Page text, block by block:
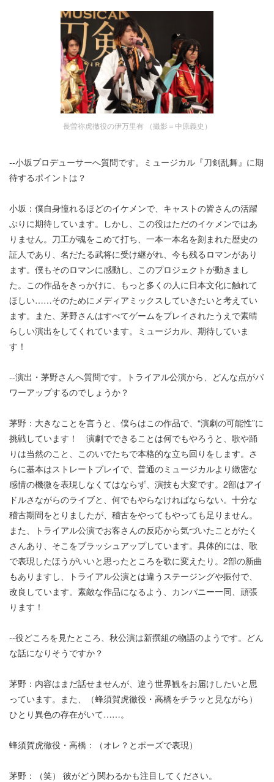
長曽祢虎徹役の伊万里有 （撮影＝中原義史）
--小坂プロデューサーへ質問です。ミュージカル『刀剣乱舞』に期
待するポイントは？
小坂：僕自身憧れるほどのイケメンで、キャストの皆さんの活躍
ぶりに期待しています。しかし、この役はただのイケメンではあ
りません。刀工が魂をこめて打ち、一本一本名を刻まれた歴史の
証人であり、名だたる武将に受け継がれ、今も残るロマンがあり
ます。僕もそのロマンに感動し、このプロジェクトが動きまし
た。この作品をきっかけに、もっと多くの人に日本文化に触れて
ほしい……そのためにメディアミックスしていきたいと考えてい
ます。また、茅野さんはすべてゲームをプレイされたうえで素晴
らしい演出をしてくれています。ミュージカル、期待していま
す！
--演出・茅野さんへ質問です。トライアル公演から、どんな点がパ
ワーアップするのでしょうか？
茅野：大きなことを言うと、僕らはこの作品で、“演劇の可能性”に
挑戦しています！ 演劇でできることは何でもやろうと、歌や踊
りは当然のこと、このいでたちで本格的な立ち回りをします。さ
らに基本はストレートプレイで、普通のミュージカルより緻密な
感情の機微を表現しなくてはならず、演技も大変です。2部はアイ
ドルさながらのライブと、何でもやらなければならない。十分な
稽古期間をとりましたが、稽古をやってもやっても足りません。
また、トライアル公演でお客さんの反応から気づいたことがたく
さんあり、そこをブラッシュアップしています。具体的には、歌
で表現したほうがいいと思ったところを歌に変えたり。2部の新曲
もありますし、トライアル公演とは違うステージングや振付で、
改良しています。素敵な作品になるよう、カンパニー一同、頑張
ります！
--役どころを見たところ、秋公演は新撰組の物語のようです。どん
な話になりそうですか？
茅野：内容はまだ話せませんが、違う世界観をお届けしたいと思
っています。また、（蜂須賀虎徹役・高橋をチラッと見ながら）
ひとり異色の存在がいて……。
蜂須賀虎徹役・高橋：（オレ？とポーズで表現）
茅野：（笑） 彼がどう関わるかも注目してください。